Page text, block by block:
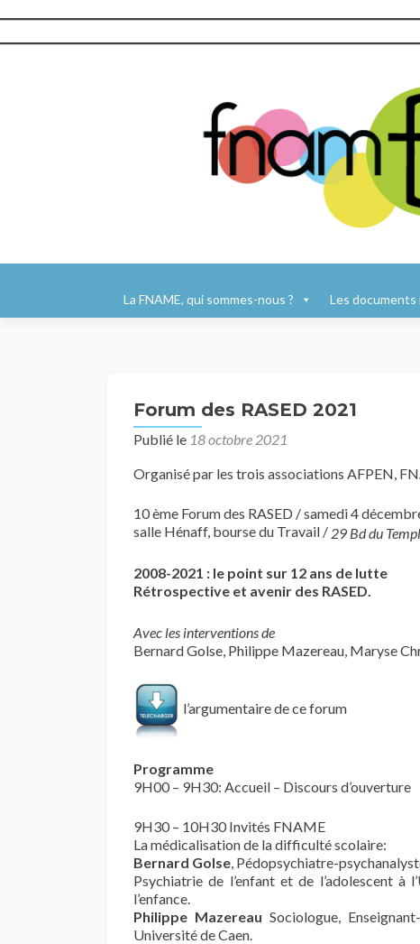
contenu
La FNAME, qui sommes-nous ? Les
Forum des RASED 2021
Publié le 18 octobre 2021
Organisé par les trois associations AFPEN,
10 ème Forum des RASED / samedi 4
salle Hénaff, bourse du Travail / 29 Bd du
2008-2021 : le point sur 12 ans de lutte
Rétrospective et avenir des RASED.
Avec les interventions de
Bernard Golse, Philippe Mazereau, Maryse
l’argumentaire de ce forum
Programme
9H00 – 9H30: Accueil – Discours d’ouverture
9H30 – 10H30 Invités FNAME
La médicalisation de la difficulté scolaire:
Bernard Golse , Pédopsychiatre-
Psychiatrie de l’enfant et de l’adolescent
l’enfance.
Philippe Mazereau Sociologue,
Université de Caen.